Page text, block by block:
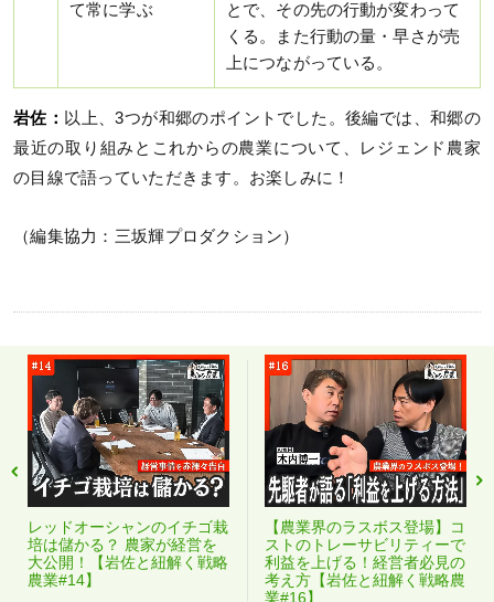
て常に学ぶ
とで、その先の行動が変わって
くる。また行動の量・早さが売
上につながっている。
岩佐： 以上、3つが和郷のポイントでした。後編では、和郷の
最近の取り組みとこれからの農業について、レジェンド農家
の目線で語っていただきます。お楽しみに！
（編集協力：三坂輝プロダクション）
レッドオーシャンのイチゴ栽
培は儲かる？ 農家が経営を
大公開！【岩佐と紐解く戦略
農業#14】
【農業界のラスボス登場】コ
ストのトレーサビリティーで
利益を上げる！経営者必見の
考え方【岩佐と紐解く戦略農
業#16】